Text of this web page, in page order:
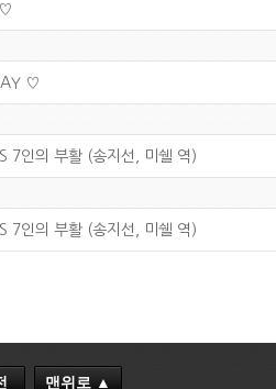
♡
♡
7인의 부활 (송지선, 미쉘 역)
7인의 부활 (송지선, 미쉘 역)
맨위로 ▲